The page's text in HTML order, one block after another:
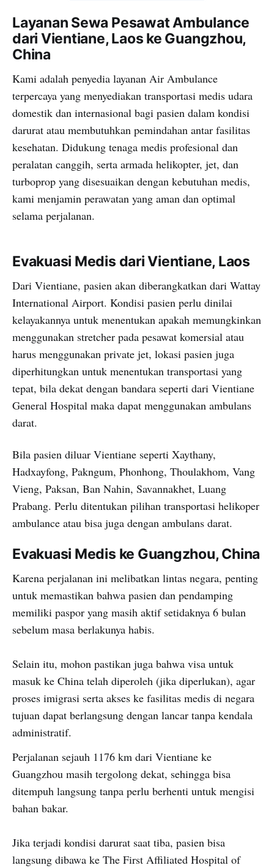
Layanan Sewa Pesawat Ambulance
dari Vientiane, Laos ke Guangzhou,
China
Kami adalah penyedia layanan Air Ambulance
terpercaya yang menyediakan transportasi medis udara
domestik dan internasional bagi pasien dalam kondisi
darurat atau membutuhkan pemindahan antar fasilitas
kesehatan. Didukung tenaga medis profesional dan
peralatan canggih, serta armada helikopter, jet, dan
turboprop yang disesuaikan dengan kebutuhan medis,
kami menjamin perawatan yang aman dan optimal
selama perjalanan.
Evakuasi Medis dari Vientiane, Laos
Dari Vientiane, pasien akan diberangkatkan dari Wattay
International Airport. Kondisi pasien perlu dinilai
kelayakannya untuk menentukan apakah memungkinkan
menggunakan stretcher pada pesawat komersial atau
harus menggunakan private jet, lokasi pasien juga
diperhitungkan untuk menentukan transportasi yang
tepat, bila dekat dengan bandara seperti dari Vientiane
General Hospital maka dapat menggunakan ambulans
darat.
Bila pasien diluar Vientiane seperti Xaythany,
Hadxayfong, Pakngum, Phonhong, Thoulakhom, Vang
Vieng, Paksan, Ban Nahin, Savannakhet, Luang
Prabang. Perlu ditentukan pilihan transportasi helikoper
ambulance atau bisa juga dengan ambulans darat.
Evakuasi Medis ke Guangzhou, China
Karena perjalanan ini melibatkan lintas negara, penting
untuk memastikan bahwa pasien dan pendamping
memiliki paspor yang masih aktif setidaknya 6 bulan
sebelum masa berlakunya habis.
Selain itu, mohon pastikan juga bahwa visa untuk
masuk ke China telah diperoleh (jika diperlukan), agar
proses imigrasi serta akses ke fasilitas medis di negara
tujuan dapat berlangsung dengan lancar tanpa kendala
administratif.
Perjalanan sejauh 1176 km dari Vientiane ke
Guangzhou masih tergolong dekat, sehingga bisa
ditempuh langsung tanpa perlu berhenti untuk mengisi
bahan bakar.
Jika terjadi kondisi darurat saat tiba, pasien bisa
langsung dibawa ke The First Affiliated Hospital of